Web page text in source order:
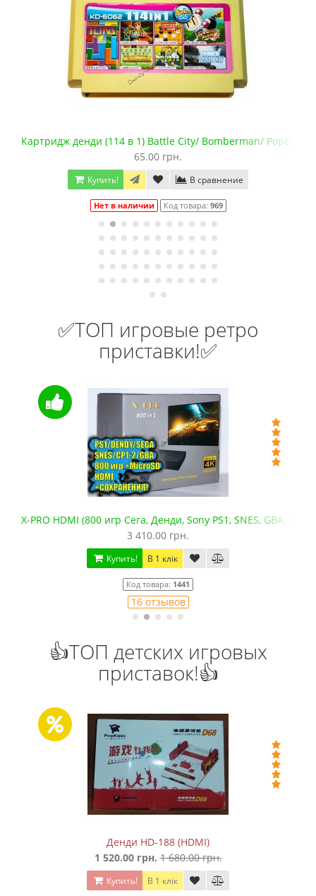
Картридж денди (114 в 1) Battle City/ Bomberman/ Popeye/
65.00 грн.
Купить! В сравнение
Нет в наличии Код товара: 969
✅ТОП игровые ретро
приставки!✅
X-PRO HDMI (800 игр Сега, Денди, Sony PS1, SNES, GBA.
3 410.00 грн.
Купить! В 1 клік
Код товара: 1441
16 отзывов
👍ТОП детских игровых
приставок!👍
Денди HD-188 (HDMI)
1 520.00 грн. 1 680.00 грн.
Купить! В 1 клік